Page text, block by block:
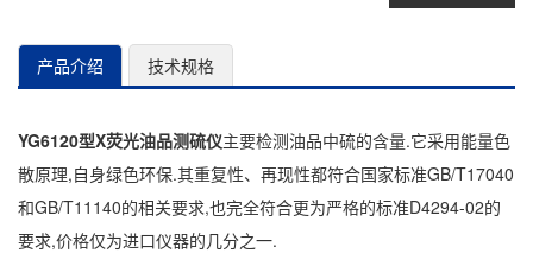
产品介绍 技术规格
YG6120型X荧光油品测硫仪主要检测油品中硫的含量.它采用能量色
散原理,自身绿色环保.其重复性、再现性都符合国家标准GB/T17040
和GB/T11140的相关要求,也完全符合更为严格的标准D4294-02的
要求,价格仅为进口仪器的几分之一.